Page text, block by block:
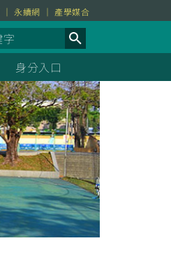
永續網 產學媒合
身分入口